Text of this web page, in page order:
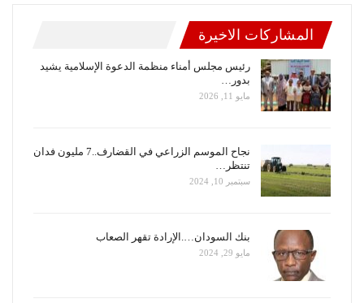
المشاركات الاخيرة
رئيس مجلس أمناء منظمة الدعوة الإسلامية يشيد
بدور…
مايو 11, 2026
نجاح الموسم الزراعي في القضارف..7 مليون فدان
تنتظر…
سبتمبر 10, 2024
بنك السودان….الإرادة تقهر الصعاب
مايو 29, 2024